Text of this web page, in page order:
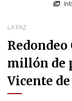
LA PAZ
millón de
Vicente